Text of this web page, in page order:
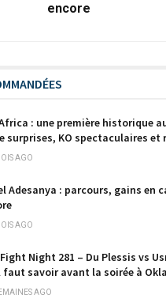
encore
: une première historique
surprises, KO spectaculaires et
AGO
Adesanya : parcours, gains en
AGO
Fight Night 281 – Du Plessis vs
faut savoir avant la soirée à
AGO